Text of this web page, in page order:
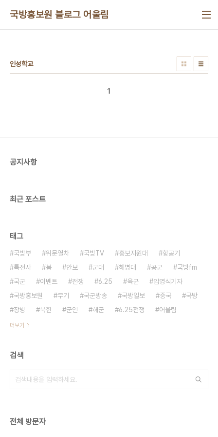
국방홍보원 블로그 어울림
인성학교
1
공지사항
최근 포스트
태그
국방부 위문열차 국방TV 홍보지원대
항공기
특전사
붐 안보 군대 해병대 공군
국방fm
국군
이벤트 전쟁 6.25 육군
임영식기자
국방홍보원
무기 국군방송 국방일보 중국
국방
장병
북한 군인 해군 6.25전쟁 어울림
더보기
검색
전체 방문자